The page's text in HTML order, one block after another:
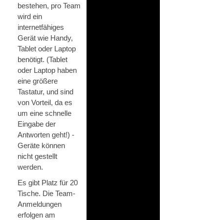
bestehen, pro Team
wird ein
internetfähiges
Gerät wie Handy,
Tablet oder Laptop
benötigt. (Tablet
oder Laptop haben
eine größere
Tastatur, und sind
von Vorteil, da es
um eine schnelle
Eingabe der
Antworten geht!) -
Geräte können
nicht gestellt
werden.
Es gibt Platz für 20
Tische. Die Team-
Anmeldungen
erfolgen am